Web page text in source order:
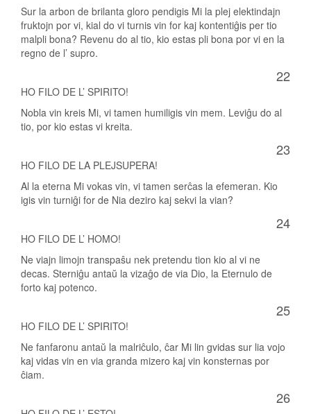
Sur la arbon de brilanta gloro pendigis Mi la plej elektindajn
fruktojn por vi, kial do vi turnis vin for kaj kontentiĝis per tio
malpli bona? Revenu do al tio, kio estas pli bona por vi en la
regno de l’ supro.
22
HO FILO DE L’ SPIRITO!
Nobla vin kreis Mi, vi tamen humiligis vin mem. Leviĝu do al
tio, por kio estas vi kreita.
23
HO FILO DE LA PLEJSUPERA!
Al la eterna Mi vokas vin, vi tamen serĉas la efemeran. Kio
igis vin turniĝi for de Nia deziro kaj sekvi la vian?
24
HO FILO DE L’ HOMO!
Ne viajn limojn transpaŝu nek pretendu tion kio al vi ne
decas. Sterniĝu antaŭ la vizaĝo de via Dio, la Eternulo de
forto kaj potenco.
25
HO FILO DE L’ SPIRITO!
Ne fanfaronu antaŭ la malriĉulo, ĉar Mi lin gvidas sur lia vojo
kaj vidas vin en via granda mizero kaj vin konsternas por
ĉiam.
26